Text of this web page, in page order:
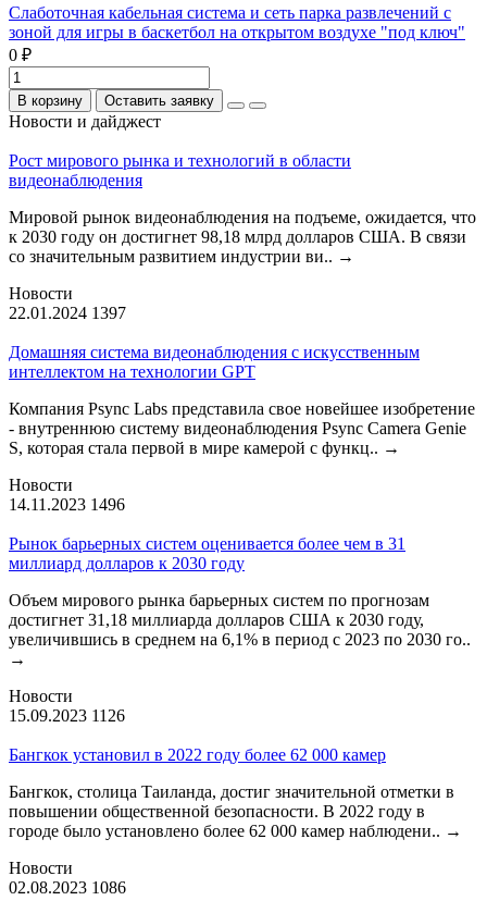
Слаботочная кабельная система и сеть парка развлечений с
зоной для игры в баскетбол на открытом воздухе "под ключ"
0 ₽
В корзину Оставить заявку
Новости и дайджест
Рост мирового рынка и технологий в области
видеонаблюдения
Мировой рынок видеонаблюдения на подъеме, ожидается, что
к 2030 году он достигнет 98,18 млрд долларов США. В связи
со значительным развитием индустрии ви.. →
Новости
22.01.2024 1397
Домашняя система видеонаблюдения с искусственным
интеллектом на технологии GPT
Компания Psync Labs представила свое новейшее изобретение
- внутреннюю систему видеонаблюдения Psync Camera Genie
S, которая стала первой в мире камерой с функц.. →
Новости
14.11.2023 1496
Рынок барьерных систем оценивается более чем в 31
миллиард долларов к 2030 году
Объем мирового рынка барьерных систем по прогнозам
достигнет 31,18 миллиарда долларов США к 2030 году,
увеличившись в среднем на 6,1% в период с 2023 по 2030 го..
→
Новости
15.09.2023 1126
Бангкок установил в 2022 году более 62 000 камер
Бангкок, столица Таиланда, достиг значительной отметки в
повышении общественной безопасности. В 2022 году в
городе было установлено более 62 000 камер наблюдени.. →
Новости
02.08.2023 1086